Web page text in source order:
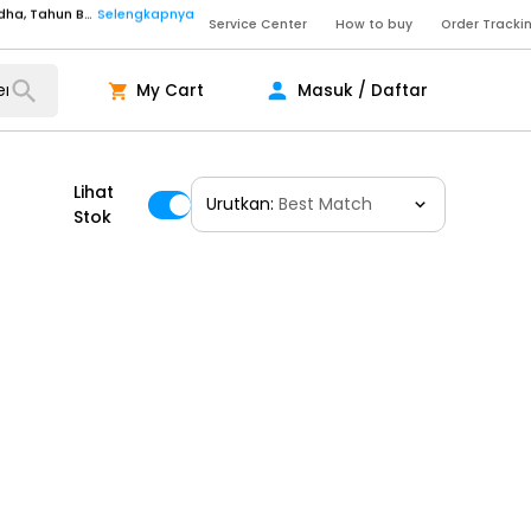
Senin - Sabtu (09:00-20:00), Minggu/Libur Nasional (10:00-18:00), Tutup pada Idul Fitri, Idul Adha, Tahun Baru Selengkapnya
Service Center How to buy Order
My Cart Masuk / Daftar
Lihat
Stok
Urutkan: Best Match